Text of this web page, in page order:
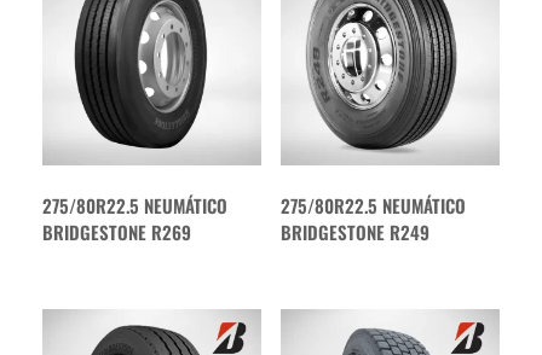
275/80R22.5 NEUMÁTICO
BRIDGESTONE R269
275/80R22.5 NEUMÁTICO
BRIDGESTONE R249